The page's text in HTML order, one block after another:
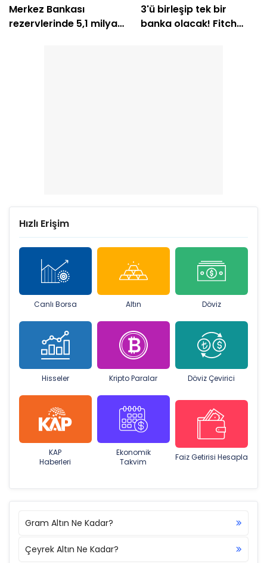
Merkez Bankası
rezervlerinde 5,1 milyar
3'ü birleşip tek bir
banka olacak! Fitch
Hızlı Erişim
Canlı Borsa Altın Döviz
Hisseler Kripto Paralar Döviz Çevirici
KAP
Haberleri
Ekonomik
Takvim
Faiz Getirisi Hesapla
Gram Altın Ne Kadar?
Çeyrek Altın Ne Kadar?